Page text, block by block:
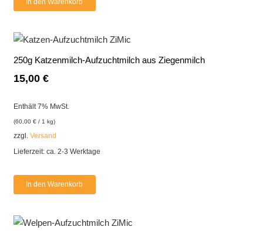
250g Katzenmilch-Aufzuchtmilch aus Ziegenmilch
15,00 €
Enthält 7% MwSt.
(60,00 €/ 1 kg)
zzgl. Versand
Lieferzeit: ca. 2-3 Werktage
In den Warenkorb